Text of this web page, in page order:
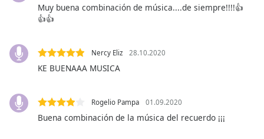
Font
Size
Edge
Style
Muy buena combinación de música....de siempre!!!!👍
👍👍
Nercy Eliz 28.10.2020
KE BUENAAA MUSICA
Rogelio Pampa 01.09.2020
Buena combinación de la música del recuerdo ¡¡¡